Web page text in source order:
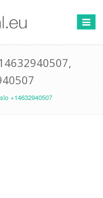
+14632940507